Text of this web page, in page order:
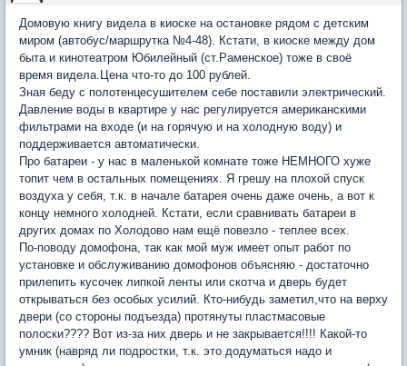
Домовую книгу видела в киоске на остановке рядом с детским
миром (автобус/маршрутка №4-48). Кстати, в киоске между дом
быта и кинотеатром Юбилейный (ст.Раменское) тоже в своё
время видела.Цена что-то до 100 рублей.
Зная беду с полотенцесушителем себе поставили электрический.
Давление воды в квартире у нас регулируется американскими
фильтрами на входе (и на горячую и на холодную воду) и
поддерживается автоматически.
Про батареи - у нас в маленькой комнате тоже НЕМНОГО хуже
топит чем в остальных помещениях. Я грешу на плохой спуск
воздуха у себя, т.к. в начале батарея очень даже очень, а вот к
концу немного холодней. Кстати, если сравнивать батареи в
других домах по Холодово нам ещё повезло - теплее всех.
По-поводу домофона, так как мой муж имеет опыт работ по
установке и обслуживанию домофонов объясняю - достаточно
прилепить кусочек липкой ленты или скотча и дверь будет
открываться без особых усилий. Кто-нибудь заметил,что на верху
двери (со стороны подъезда) протянуты пластмасовые
полоски???? Вот из-за них дверь и не закрывается!!!! Какой-то
умник (навряд ли подростки, т.к. это додуматься надо и